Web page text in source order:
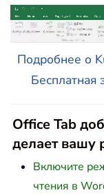
Подробнее о
Бесплатная
Office Tab
делает вашу
Включите
чтения в